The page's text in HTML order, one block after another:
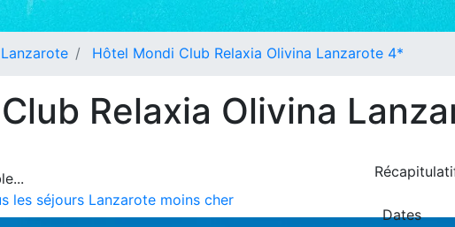
Lanzarote Hôtel Mondi Club Relaxia Olivina Lanzarote 4*
Relaxia Olivina
les séjours Lanzarote moins cher
Dates